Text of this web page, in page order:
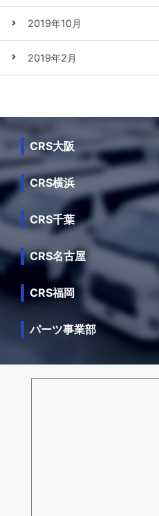
2019年10月
2019年2月
CRS大阪
CRS横浜
CRS千葉
CRS名古屋
CRS福岡
パーツ事業部